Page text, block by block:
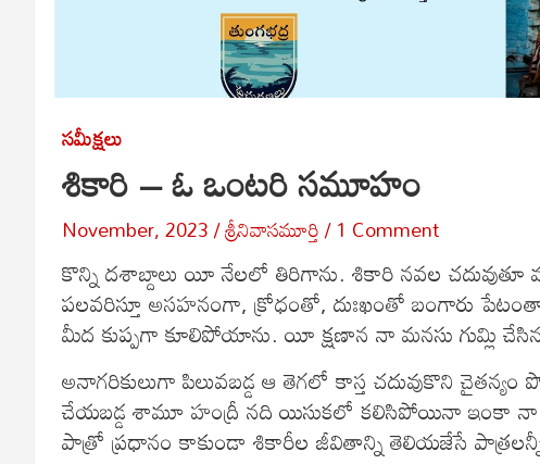
సమీక్షలు
శికారి – ఓ ఒంటరి సమూహం
November, 2023 శ్రీనివాసమూర్తి 1 Comment
కొన్ని దశాబ్దాలు యీ నేలలో తిరిగాను. శికారి నవల చదువుతూ
పలవరిస్తూ అసహనంగా, క్రోధంతో, దుఃఖంతో బంగారు
మీద కుప్పగా కూలిపోయాను. యీ క్షణాన నా మనసు గుమ్లి
అనాగరికులుగా పిలువబడ్డ ఆ తెగలో కాస్త చదువుకొని
చేయబడ్డ శామూ హంద్రీ నది యిసుకలో కలిసిపోయినా ఇంకా నా
పాత్రో ప్రధానం కాకుండా శికారీల జీవితాన్ని తెలియజేసే